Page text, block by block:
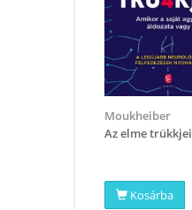
Moukheiber
​Az elme trükkjei
Kosárba